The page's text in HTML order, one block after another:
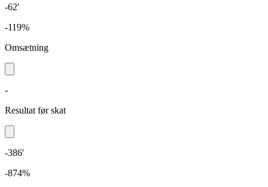
-62'
-119%
Omsætning
-
Resultat før skat
-386'
-874%